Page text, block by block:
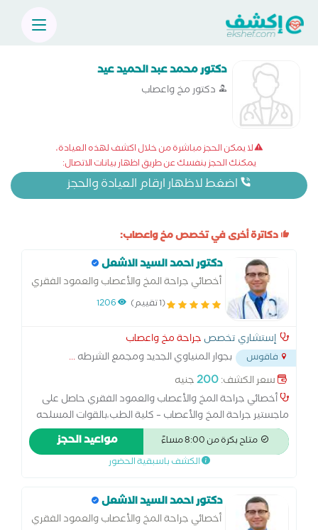
دكتور محمد عبد الحميد عيد
دكتور مخ واعصاب
لا يمكن الحجز مباشرة من خلال اكشف لهذه العيادة،
يمكنك الحجز بنفسك عن طريق اظهار بيانات الاتصال:
اضغط لاظهار ارقام العيادة والحجز
دكاترة أخرى في تخصص مخ واعصاب:
دكتور احمد السيد الاشعل
أخصائي جراحة المخ والأعصاب والعمود الفقري
بالقوات المسلحه
(1 تقييم) 1206
إستشاري تخصص جراحة مخ واعصاب
فاقوس بجوار المنياوي الجديد ومجمع الشرطه...
سعر الكشف:200جنيه
أخصائي جراحة المخ والأعصاب والعمود الفقري حاصل على
ماجستير جراحة المخ والأعصاب – كلية الطب،بالقوات المسلحه
خبرة واسعة في تشخيص وعلاج أمراض المخ والأعصاب
والعمود الفقري مثل: الانزلاق الغضروفي والآلام العصبية. أورام
المخ والنخاع الشوكي. إصابات الرأس والعمود الفقري. الصرع
والمناظير العصبية. متابعة دقيقة لحالات ما بعد الجراحة
والتأهيل العصبي.
متاح بكرة من 8:00 مساءً مواعيد الحجز
الكشف باسبقية الحضور
دكتور احمد السيد الاشعل
أخصائي جراحة المخ والأعصاب والعمود الفقري